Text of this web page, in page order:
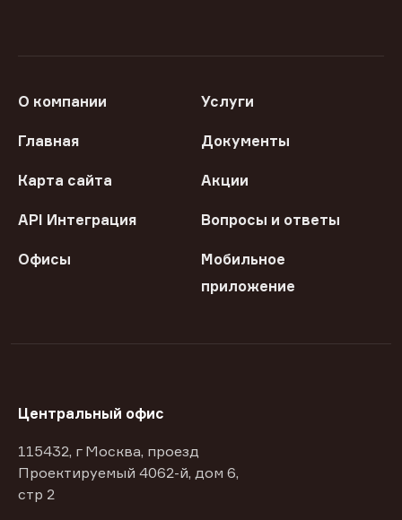
О компании Услуги
Главная Документы
Карта сайта Акции
API Интеграция Вопросы и ответы
Офисы
Мобильное
приложение
Центральный офис
115432, г Москва, проезд
Проектируемый 4062-й, дом 6,
стр 2